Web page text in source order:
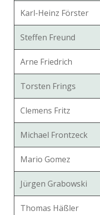
Karl-Heinz Förster
Steffen Freund
Arne Friedrich
Torsten Frings
Clemens Fritz
Michael Frontzeck
Mario Gomez
Jürgen Grabowski
Thomas Häßler